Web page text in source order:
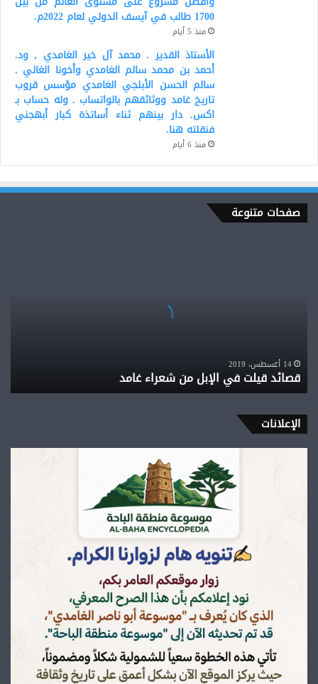
1700 طالب في آيسف الدولي لعام 2022م.
منذ 5 أيام
الأستاذ القدير . محمد آل خير الغامدي , ود.
أحمد بن محمد سالم الغامدي وأخونا الغالي .
سالم الحسن الأبلجي الغامدي مؤسس قروب
تاريخ غامد ووثائقهم بالواتساب . وله حساب بـ
اكس. دار بينهم ثناء أساتذة كبار أبهجني
فنقلته هنا.
منذ 6 أيام
صفحات متنوعة
14 أغسطس، 2019
قصائد قيلت في الإبل من شعراء غامد
الإعلانات